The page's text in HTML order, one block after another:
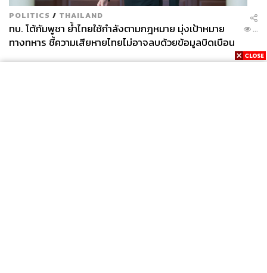
POLITICS / THAILAND
ทบ. โต้กัมพูชา ย้ำไทยใช้กำลังตามกฎหมาย มุ่งเป้าหมาย
ทางทหาร ชี้ความเสียหายไทยไม่อาจลบด้วยข้อมูลบิดเบือน
...